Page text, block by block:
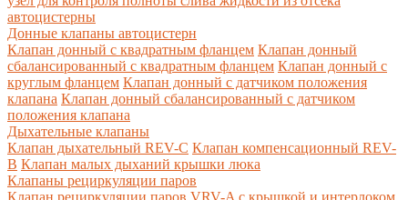
автоцистерны
Донные клапаны автоцистерн
Клапан донный с квадратным фланцем Клапан донный
сбалансированный с квадратным фланцем Клапан донный с
круглым фланцем Клапан донный с датчиком положения
клапана Клапан донный сбалансированный с датчиком
положения клапана
Дыхательные клапаны
Клапан дыхательный REV-C Клапан компенсационный REV-
B Клапан малых дыханий крышки люка
Клапаны рециркуляции паров
Клапан рециркуляции паров VRV-A с крышкой и интерлоком